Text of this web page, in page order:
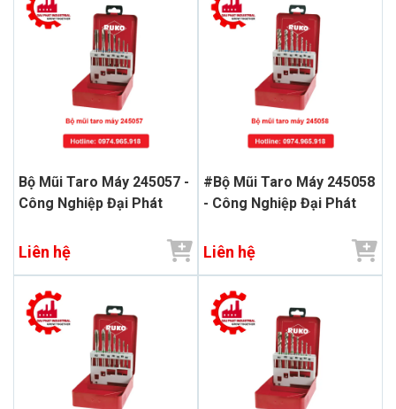
Bộ Mũi Taro Máy 245057 -
Công Nghiệp Đại Phát
Liên hệ
#Bộ Mũi Taro Máy 245058
- Công Nghiệp Đại Phát
Liên hệ